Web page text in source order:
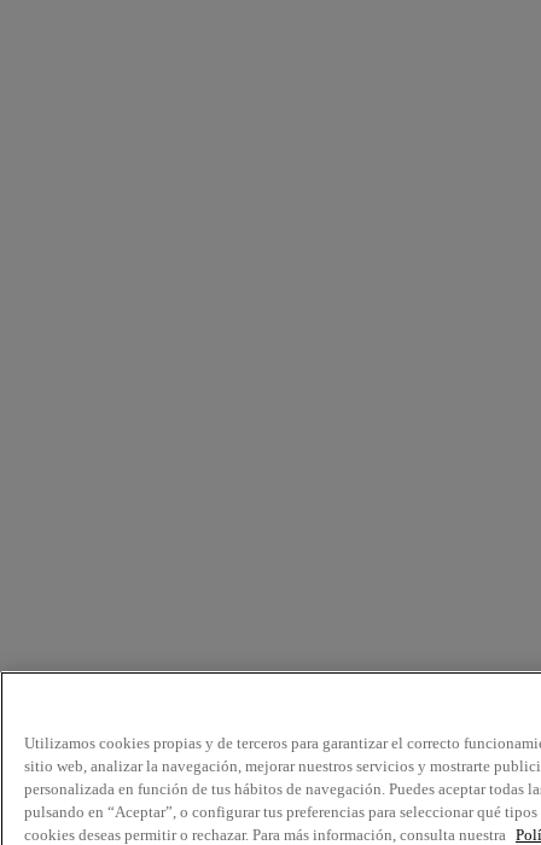
Utilizamos cookies propias y de terceros para garantizar el correcto
sitio web, analizar la navegación, mejorar nuestros servicios y mostrarte
personalizada en función de tus hábitos de navegación. Puedes aceptar todas
pulsando en “Aceptar”, o configurar tus preferencias para seleccionar qué tipos
cookies deseas permitir o rechazar. Para más información, consulta nuestra